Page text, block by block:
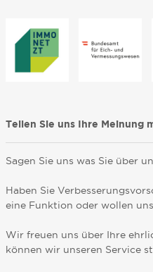
Teilen Sie uns Ihre Meinung
Sagen Sie uns was Sie über
Haben Sie
eine Funktion oder wollen
Wir freuen uns über Ihre
können wir unseren Service